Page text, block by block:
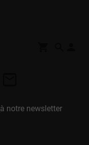
à notre newsletter